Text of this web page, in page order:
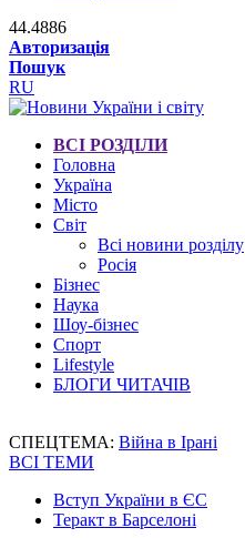
44.4886
Авторизація
Пошук
RU
ВСІ РОЗДІЛИ
Головна
Україна
Місто
Світ
Всі новини розділу
Росія
Бізнес
Наука
Шоу-бізнес
Спорт
Lifestyle
БЛОГИ ЧИТАЧІВ
СПЕЦТЕМА: Війна в Ірані
ВСІ ТЕМИ
Вступ України в ЄС
Теракт в Барселоні